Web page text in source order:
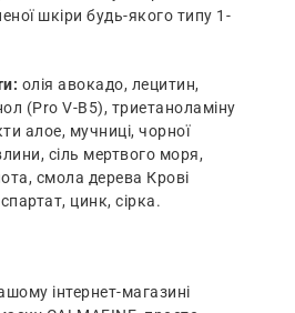
шкіри будь-якого типу 1-
олія авокадо, лецитин,
(Pro V-B5), триетаноламіну
алое, мучниці, чорної
сіль мертвого моря,
смола дерева Крові
цинк, сірка.
інтернет-магазині